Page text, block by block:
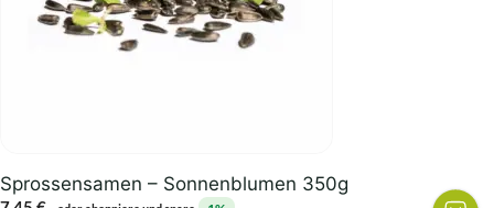
Sprossensamen – Sonnenblumen 350g